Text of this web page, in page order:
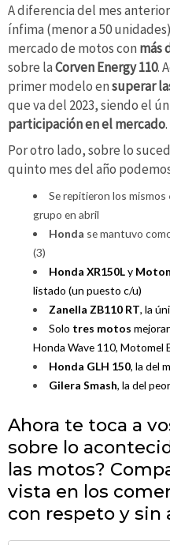
A diferencia del mes
ínfima (menor a 50
mercado de motos con más
sobre laCorven Energy 110.
primer modelo ensuperar
que va del 2023, siendo el
participación en el mercado.
Por otro lado, sobre lo
quinto mes del año
Se repitieron los mismos
grupo en abril
Honda se mantuvo
(3)
Honda XR150Ly
listado (un puesto c/u)
Zanella ZB110 RT, la
Solo tres motos
Honda Wave 110, Motomel
Honda GLH 150, la del
Gilera Smash, la del peor
Ahora te toca a
sobre lo
las motos?
vista en los
con respeto y sin